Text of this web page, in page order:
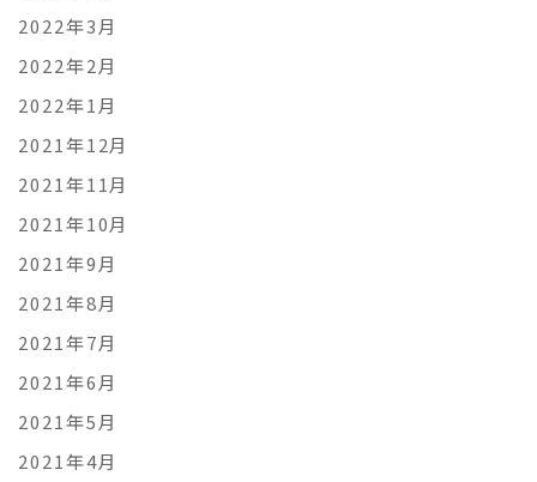
2022年3月
2022年2月
2022年1月
2021年12月
2021年11月
2021年10月
2021年9月
2021年8月
2021年7月
2021年6月
2021年5月
2021年4月